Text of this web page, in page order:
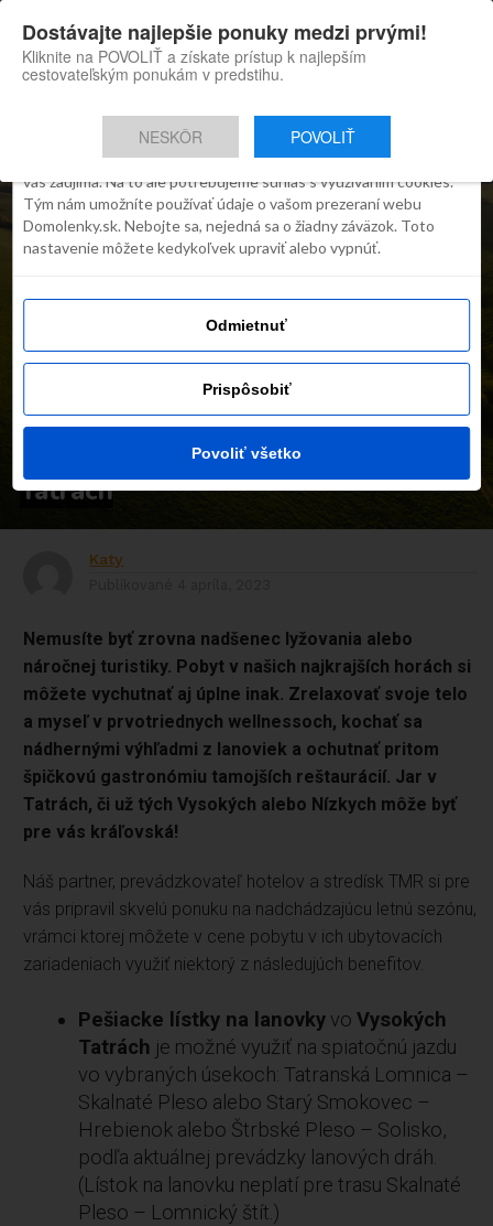
Domolenky appka
Skvelé tipy na cestovanie po
Slovensku
Inštaluj
INŠPIRÁCIE
Ponuka dňa: Vychutnajte si
jar a skvelé benefity vo
Vysokých alebo Nízkych
Tatrách
Katy
Nemusíte byť zrovna nadšenec lyžovania alebo
náročnej turistiky. Pobyt v našich najkrajších horách si
môžete vychutnať aj úplne inak. Zrelaxovať svoje telo
a myseľ v prvotriednych wellnessoch, kochať sa
nádhernými výhľadmi z lanoviek a ochutnať pritom
špičkovú gastronómiu tamojších reštaurácií. Jar v
Tatrách, či už tých Vysokých alebo Nízkych môže byť
pre vás kráľovská!
Náš partner, prevádzkovateľ hotelov a stredísk TMR si pre
vás pripravil skvelú ponuku na nadchádzajúcu letnú sezónu,
vrámci ktorej môžete v cene pobytu v ich ubytovacích
zariadeniach využiť niektorý z následujúch benefitov.
Pešiacke lístky na lanovky voVysokých
Tatrách je možné využiť na spiatočnú jazdu
vo vybraných úsekoch: Tatranská Lomnica –
Skalnaté Pleso alebo Starý Smokovec –
Hrebienok alebo Štrbské Pleso – Solisko,
podľa aktuálnej prevádzky lanových dráh.
(Lístok na lanovku neplatí pre trasu Skalnaté
Pleso – Lomnický štít.)
Súhlas Detaily O cookies
Robíme všetko preto, aby sme vám zobrazovali iba obsah, ktorý
vás zaujíma. Na to ale potrebujeme súhlas s využívaním cookies.
Tým nám umožníte používať údaje o vašom prezeraní webu
Domolenky.sk. Nebojte sa, nejedná sa o žiadny záväzok. Toto
nastavenie môžete kedykoľvek upraviť alebo vypnúť.
Odmietnuť
Prispôsobiť
Povoliť všetko
Dostávajte najlepšie ponuky medzi prvými!
Kliknite na POVOLIŤ a získate prístup k najlepším
cestovateľským ponukám v predstihu.
NESKÔR POVOLIŤ